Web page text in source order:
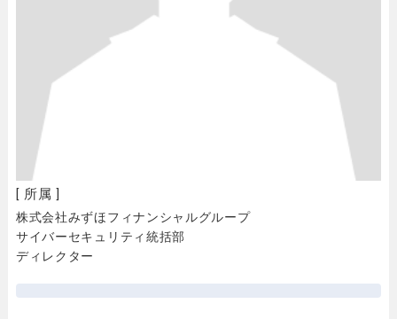
[ 所属 ]
株式会社みずほフィナンシャルグループ
サイバーセキュリティ統括部
ディレクター